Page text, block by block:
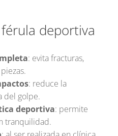
deportiva
: evita fracturas,
: reduce la
del golpe.
deportiva: permite
tranquilidad.